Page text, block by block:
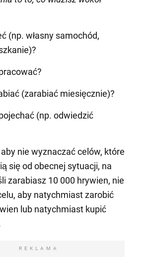
(np. własny samochód,
(zarabiać miesięcznie)?
(np. odwiedzić
nie wyznaczać celów, które
się od obecnej sytuacji, na
zarabiasz 10 000 hrywien, nie
aby natychmiast zarobić
lub natychmiast kupić
REKLAMA